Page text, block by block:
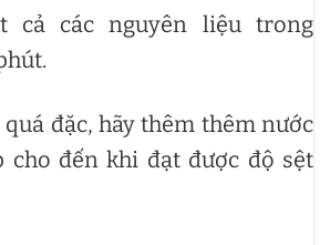
cả các nguyên liệu trong
quá đặc, hãy thêm thêm nước
cho đến khi đạt được độ sệt